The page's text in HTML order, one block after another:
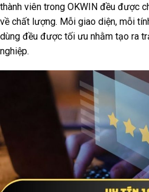
thành viên trong OKWIN đều được
về chất lượng. Mỗi giao diện, mỗi
dùng đều được tối ưu nhằm tạo ra
nghiệp.